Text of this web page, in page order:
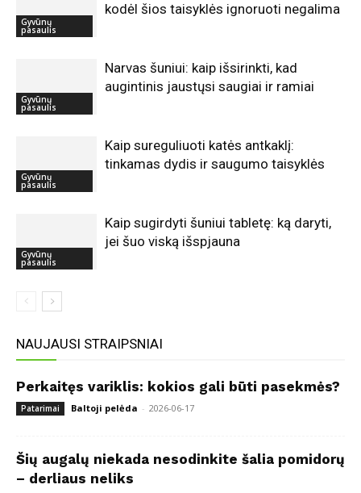
Gyvūnų
pasaulis
kodėl šios taisyklės ignoruoti negalima
Gyvūnų
pasaulis
Narvas šuniui: kaip išsirinkti, kad
augintinis jaustųsi saugiai ir ramiai
Gyvūnų
pasaulis
Kaip sureguliuoti katės antkaklį:
tinkamas dydis ir saugumo taisyklės
Gyvūnų
pasaulis
Kaip sugirdyti šuniui tabletę: ką daryti,
jei šuo viską išspjauna
NAUJAUSI STRAIPSNIAI
Perkaitęs variklis: kokios gali būti pasekmės?
Patarimai Baltoji pelėda - 2026-06-17
Šių augalų niekada nesodinkite šalia pomidorų
– derliaus neliks